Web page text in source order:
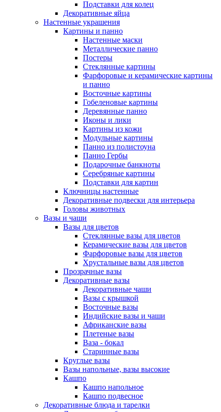
Подставки для колец
Декоративные яйца
Настенные украшения
Картины и панно
Настенные маски
Металлические панно
Постеры
Стеклянные картины
Фарфоровые и керамические картины
и панно
Восточные картины
Гобеленовые картины
Деревянные панно
Иконы и лики
Картины из кожи
Модульные картины
Панно из полистоуна
Панно Гербы
Подарочные банкноты
Серебряные картины
Подставки для картин
Ключницы настенные
Декоративные подвески для интерьера
Головы животных
Вазы и чаши
Вазы для цветов
Стеклянные вазы для цветов
Керамические вазы для цветов
Фарфоровые вазы для цветов
Хрустальные вазы для цветов
Прозрачные вазы
Декоративные вазы
Декоративные чаши
Вазы с крышкой
Восточные вазы
Индийские вазы и чаши
Африканские вазы
Плетеные вазы
Ваза - бокал
Старинные вазы
Круглые вазы
Вазы напольные, вазы высокие
Кашпо
Кашпо напольное
Кашпо подвесное
Декоративные блюда и тарелки